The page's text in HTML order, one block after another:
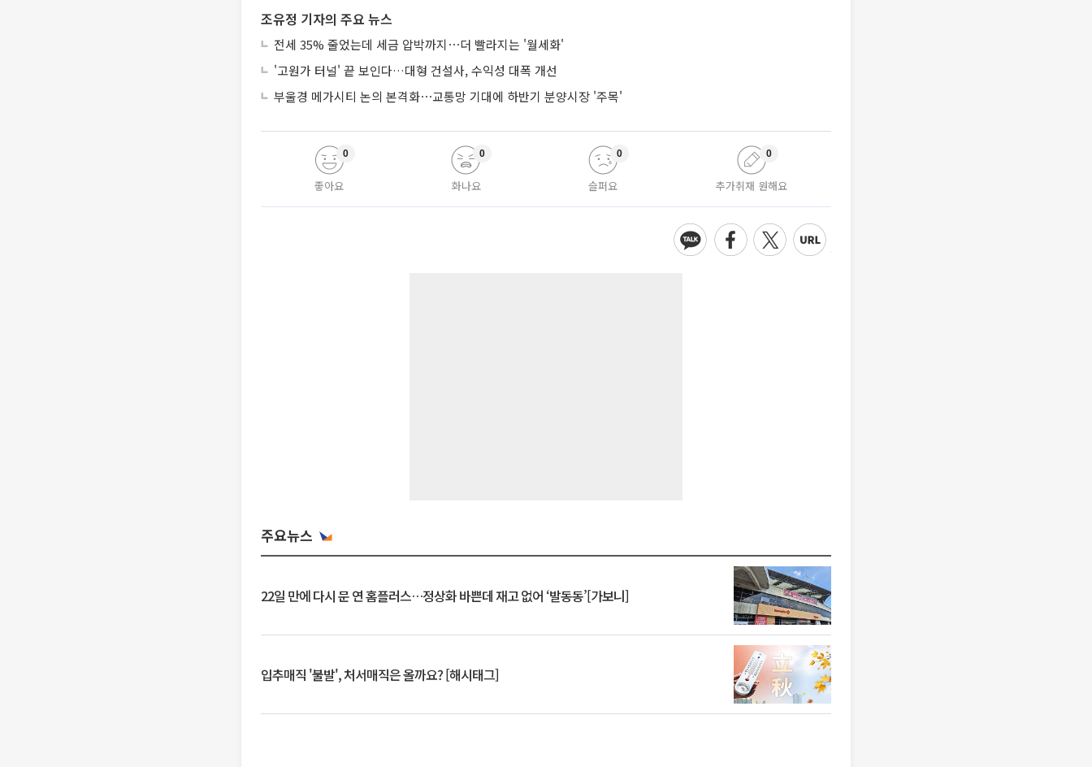
조유정 기자의 주요 뉴스
전세 35% 줄었는데 세금 압박까지⋯더 빨라지는 '월세화'
'고원가 터널' 끝 보인다…대형 건설사, 수익성 대폭 개선
부울경 메가시티 논의 본격화⋯교통망 기대에 하반기 분양시장 '주목'
좋아요
0
화나요
0
슬퍼요
0
추가취재 원해요
0
주요뉴스
22일 만에 다시 문 연 홈플러스…정상화 바쁜데 재고 없어 ‘발동동’[가보니]
입추매직 '불발', 처서매직은 올까요? [해시태그]